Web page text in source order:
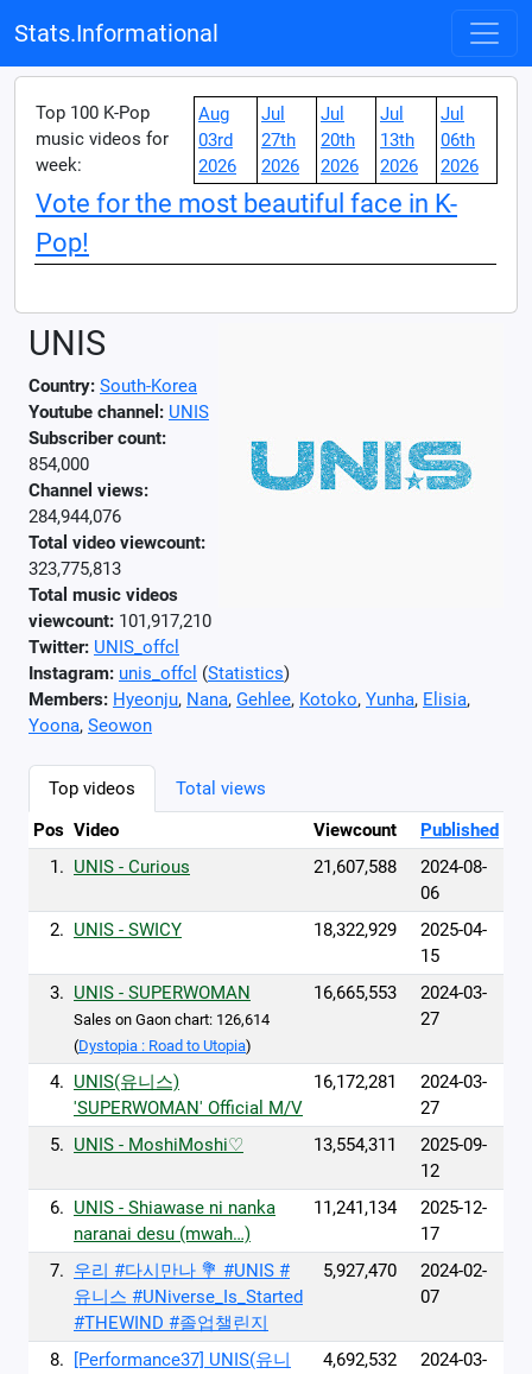
Stats.Informational
Top 100 K-Pop
music videos for
week:
Aug
03rd
2026
Jul
27th
2026
Jul
20th
2026
Jul
13th
2026
Jul
06th
2026
Vote for the most beautiful face in K-
Pop!
UNIS
Country: South-Korea
Youtube channel: UNIS
Subscriber count:
854,000
Channel views:
284,944,076
Total video viewcount:
323,775,813
Total music videos
viewcount: 101,917,210
Twitter: UNIS_offcl
Instagram: unis_offcl (Statistics)
Members: Hyeonju, Nana, Gehlee, Kotoko, Yunha, Elisia,
Yoona, Seowon
Top videos
Total views
Pos Video Viewcount
Published
1. UNIS - Curious 21,607,588
2024-08-
06
2. UNIS - SWICY 18,322,929
2025-04-
15
3. UNIS - SUPERWOMAN
Sales on Gaon chart: 126,614
(Dystopia : Road to Utopia)
16,665,553
2024-03-
27
4. UNIS(유니스)
'SUPERWOMAN' Official M/V
16,172,281
2024-03-
27
5. UNIS - MoshiMoshi♡ 13,554,311
2025-09-
12
6. UNIS - Shiawase ni nanka
naranai desu (mwah…)
11,241,134
2025-12-
17
7. 우리 #다시만나 💐 #UNIS #
유니스 #UNiverse_Is_Started
#THEWIND #졸업챌린지
5,927,470
2024-02-
07
8.
[Performance37] UNIS(유니
4,692,532
2024-03-